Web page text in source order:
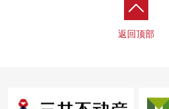
返回顶部